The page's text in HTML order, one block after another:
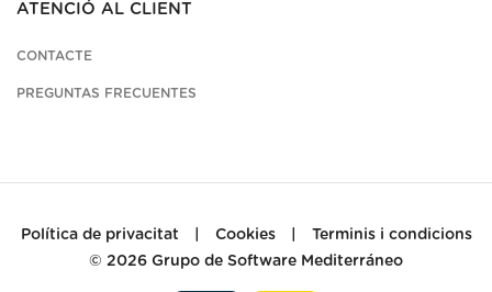
ATENCIÓ AL CLIENT
CONTACTE
PREGUNTAS FRECUENTES
Política de privacitat Cookies
Terminis i condicions
© 2026 Grupo de Software Mediterráneo